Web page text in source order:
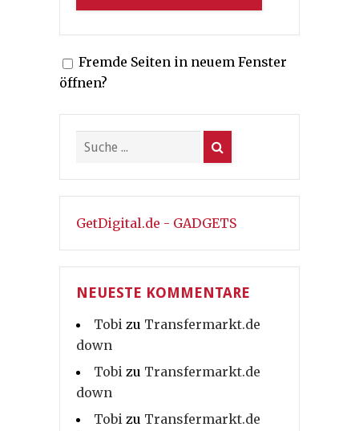
Fremde Seiten in neuem Fenster
öffnen?
GetDigital.de - GADGETS
NEUESTE KOMMENTARE
Tobi zu Transfermarkt.de
down
Tobi zu Transfermarkt.de
down
Tobi zu Transfermarkt.de